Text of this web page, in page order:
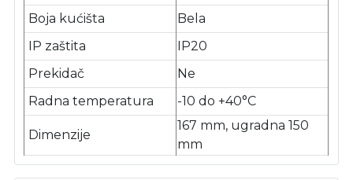
Boja kućišta
Bela
IP zaštita
IP20
Prekidač
Ne
Radna temperatura
-10 do +40°C
Dimenzije
167 mm, ugradna 150
mm